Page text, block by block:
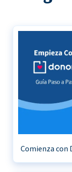
Comienza con